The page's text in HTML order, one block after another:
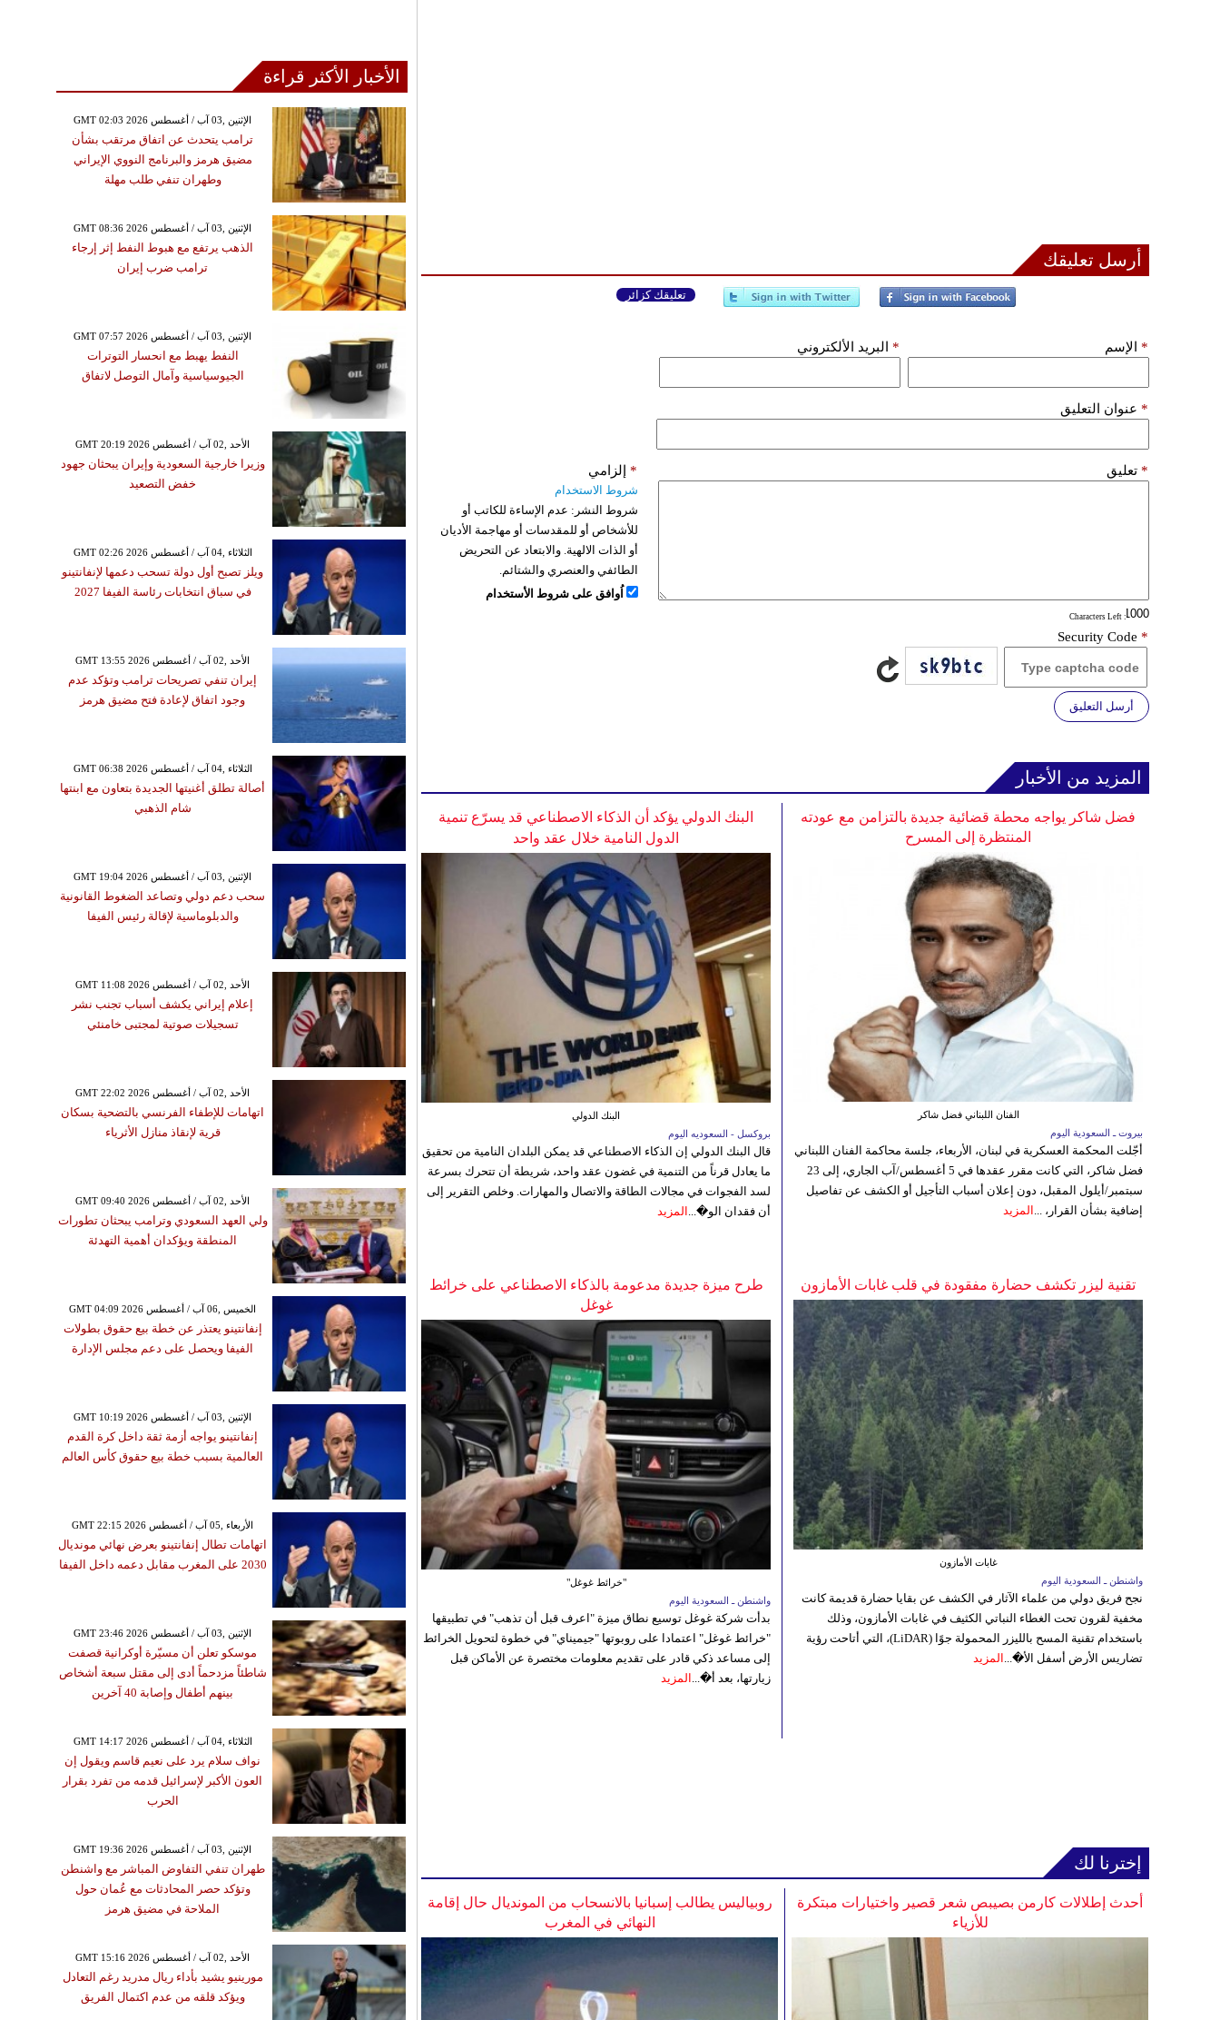
أرسل تعليقك
تعليقك كزائر
الإسم * البريد الألكتروني *
عنوان التعليق *
تعليق *
: Characters Left
إلزامي *
شروط الاستخدام
شروط النشر: عدم الإساءة للكاتب أو
للأشخاص أو للمقدسات أو مهاجمة الأديان
أو الذات الالهية. والابتعاد عن التحريض
الطائفي والعنصري والشتائم.
اُوافق على شروط الأستخدام
Security Code *
أرسل التعليق
المزيد من الأخبار
البنك الدولي يؤكد أن الذكاء الاصطناعي قد يسرّع تنمية
الدول النامية خلال عقد واحد
البنك الدولي
بروكسل - السعوديه اليوم
قال البنك الدولي إن الذكاء الاصطناعي قد يمكن البلدان النامية من تحقيق
ما يعادل قرناً من التنمية في غضون عقد واحد، شريطة أن تتحرك بسرعة
لسد الفجوات في مجالات الطاقة والاتصال والمهارات. وخلص التقرير إلى
أن فقدان الو�... المزيد
فضل شاكر يواجه محطة قضائية جديدة بالتزامن مع عودته
المنتظرة إلى المسرح
الفنان اللبناني فضل شاكر
بيروت ـ السعودية اليوم
أجّلت المحكمة العسكرية في لبنان، الأربعاء، جلسة محاكمة الفنان اللبناني
فضل شاكر، التي كانت مقرر عقدها في 5 أغسطس/آب الجاري، إلى 23
سبتمبر/أيلول المقبل، دون إعلان أسباب التأجيل أو الكشف عن تفاصيل
إضافية بشأن القرار، ... المزيد
طرح ميزة جديدة مدعومة بالذكاء الاصطناعي على خرائط
غوغل
"خرائط غوغل"
واشنطن ـ السعودية اليوم
بدأت شركة غوغل توسيع نطاق ميزة "اعرف قبل أن تذهب" في تطبيقها
"خرائط غوغل" اعتمادا على روبوتها "جيميناي" في خطوة لتحويل الخرائط
إلى مساعد ذكي قادر على تقديم معلومات مختصرة عن الأماكن قبل
زيارتها، بعد أ�... المزيد
تقنية ليزر تكشف حضارة مفقودة في قلب غابات الأمازون
غابات الأمازون
واشنطن ـ السعودية اليوم
نجح فريق دولي من علماء الآثار في الكشف عن بقايا حضارة قديمة كانت
مخفية لقرون تحت الغطاء النباتي الكثيف في غابات الأمازون، وذلك
باستخدام تقنية المسح بالليزر المحمولة جوًا (LiDAR)، التي أتاحت رؤية
تضاريس الأرض أسفل الأ�... المزيد
إخترنا لك
روبياليس يطالب إسبانيا بالانسحاب من المونديال حال إقامة
النهائي في المغرب
أحدث إطلالات كارمن بصيبص شعر قصير واختيارات مبتكرة
للأزياء
الأخبار الأكثر قراءة
GMT 02:03 2026 الإثنين ,03 آب / أغسطس
ترامب يتحدث عن اتفاق مرتقب بشأن
مضيق هرمز والبرنامج النووي الإيراني
وطهران تنفي طلب مهلة
GMT 08:36 2026 الإثنين ,03 آب / أغسطس
الذهب يرتفع مع هبوط النفط إثر إرجاء
ترامب ضرب إيران
GMT 07:57 2026 الإثنين ,03 آب / أغسطس
النفط يهبط مع انحسار التوترات
الجيوسياسية وآمال التوصل لاتفاق
GMT 20:19 2026 الأحد ,02 آب / أغسطس
وزيرا خارجية السعودية وإيران يبحثان جهود
خفض التصعيد
GMT 02:26 2026 الثلاثاء ,04 آب / أغسطس
ويلز تصبح أول دولة تسحب دعمها لإنفانتينو
في سباق انتخابات رئاسة الفيفا 2027
GMT 13:55 2026 الأحد ,02 آب / أغسطس
إيران تنفي تصريحات ترامب وتؤكد عدم
وجود اتفاق لإعادة فتح مضيق هرمز
GMT 06:38 2026 الثلاثاء ,04 آب / أغسطس
أصالة تطلق أغنيتها الجديدة بتعاون مع ابنتها
شام الذهبي
GMT 19:04 2026 الإثنين ,03 آب / أغسطس
سحب دعم دولي وتصاعد الضغوط القانونية
والدبلوماسية لإقالة رئيس الفيفا
GMT 11:08 2026 الأحد ,02 آب / أغسطس
إعلام إيراني يكشف أسباب تجنب نشر
تسجيلات صوتية لمجتبى خامنئي
GMT 22:02 2026 الأحد ,02 آب / أغسطس
اتهامات للإطفاء الفرنسي بالتضحية بسكان
قرية لإنقاذ منازل الأثرياء
GMT 09:40 2026 الأحد ,02 آب / أغسطس
ولي العهد السعودي وترامب يبحثان تطورات
المنطقة ويؤكدان أهمية التهدئة
GMT 04:09 2026 الخميس ,06 آب / أغسطس
إنفانتينو يعتذر عن خطة بيع حقوق بطولات
الفيفا ويحصل على دعم مجلس الإدارة
GMT 10:19 2026 الإثنين ,03 آب / أغسطس
إنفانتينو يواجه أزمة ثقة داخل كرة القدم
العالمية بسبب خطة بيع حقوق كأس العالم
GMT 22:15 2026 الأربعاء ,05 آب / أغسطس
اتهامات تطال إنفانتينو بعرض نهائي مونديال
2030 على المغرب مقابل دعمه داخل الفيفا
GMT 23:46 2026 الإثنين ,03 آب / أغسطس
موسكو تعلن أن مسيّرة أوكرانية قصفت
شاطئاً مزدحماً أدى إلى مقتل سبعة أشخاص
بينهم أطفال وإصابة 40 آخرين
GMT 14:17 2026 الثلاثاء ,04 آب / أغسطس
نواف سلام يرد على نعيم قاسم ويقول إن
العون الأكبر لإسرائيل قدمه من تفرد بقرار
الحرب
GMT 19:36 2026 الإثنين ,03 آب / أغسطس
طهران تنفي التفاوض المباشر مع واشنطن
وتؤكد حصر المحادثات مع عُمان حول
الملاحة في مضيق هرمز
GMT 15:16 2026 الأحد ,02 آب / أغسطس
مورينيو يشيد بأداء ريال مدريد رغم التعادل
ويؤكد قلقه من عدم اكتمال الفريق